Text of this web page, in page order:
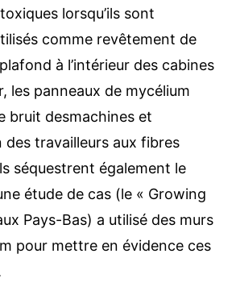
lorsqu’ils sont
comme revêtement de
à l’intérieur des cabines
les panneaux de mycélium
bruit desmachines et
des travailleurs aux fibres
séquestrent également le
étude de cas (le « Growing
Pays-Bas) a utilisé des murs
pour mettre en évidence ces